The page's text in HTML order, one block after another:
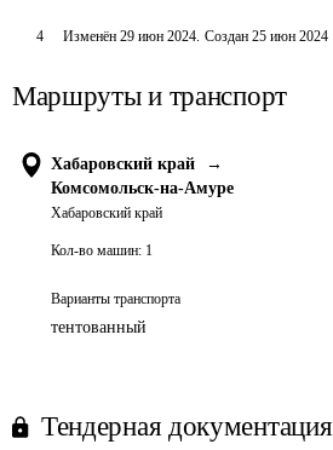
4 Изменён 29 июн 2024. Создан 25 июн 2024
Маршруты и транспорт
Хабаровский край
→
Комсомольск-на-Амуре
Хабаровский край
Кол-во машин: 1
Варианты транспорта
тентованный
Тендерная документация